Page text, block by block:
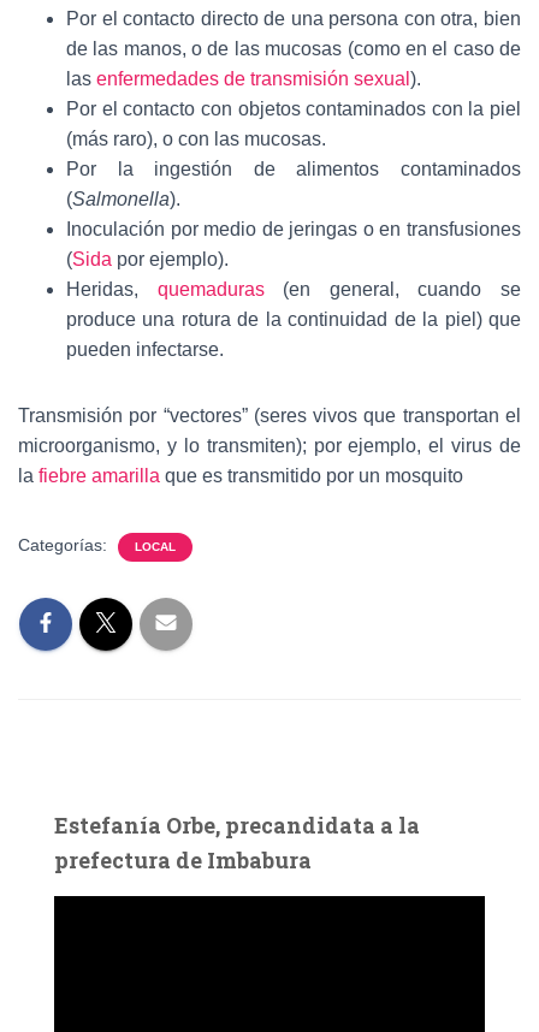
Por el contacto directo de una persona con otra, bien
de las manos, o de las mucosas (como en el caso de
las enfermedades de transmisión sexual ).
Por el contacto con objetos contaminados con la piel
(más raro), o con las mucosas.
Por la ingestión de alimentos contaminados
(Salmonella).
Inoculación por medio de jeringas o en transfusiones
(Sida por ejemplo).
Heridas, quemaduras(en general, cuando se
produce una rotura de la continuidad de la piel) que
pueden infectarse.
Transmisión por “vectores” (seres vivos que transportan el
microorganismo, y lo transmiten); por ejemplo, el virus de
la fiebre amarilla que es transmitido por un mosquito
Categorías: LOCAL
Estefanía Orbe, precandidata a la
prefectura de Imbabura